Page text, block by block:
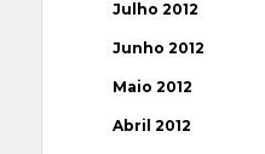
Julho 2012
Junho 2012
Maio 2012
Abril 2012